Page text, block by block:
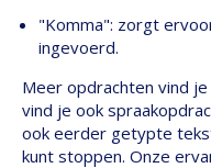
"Komma": zorgt
ingevoerd.
Meer opdrachten vind
vind je ook
ook eerder getypte
kunt stoppen. Onze